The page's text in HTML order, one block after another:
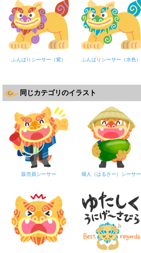
ふんばりシーサー（紫） ふんばりシーサー（水色）
同じカテゴリのイラスト
販売員シーサー 畑人（はるさー）シーサー